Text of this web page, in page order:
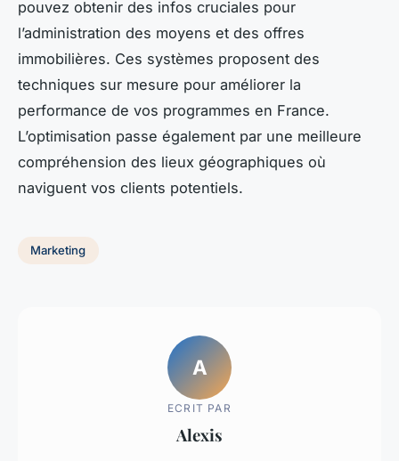
pouvez obtenir des infos cruciales pour
l’administration des moyens et des offres
immobilières. Ces systèmes proposent des
techniques sur mesure pour améliorer la
performance de vos programmes en France.
L’optimisation passe également par une meilleure
compréhension des lieux géographiques où
naviguent vos clients potentiels.
Marketing
A
ECRIT PAR
Alexis